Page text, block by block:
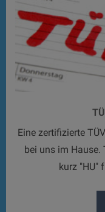
Eine zertifizierte
bei uns im Hause.
kurz "HU"